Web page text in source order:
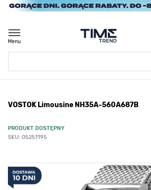
Przejdź do treści
Menu
/ VOSTOK Limousine NH35A-560A687B
VOSTOK Limousine NH35A-560A687B
PRODUKT DOSTĘPNY
SKU: 05251195